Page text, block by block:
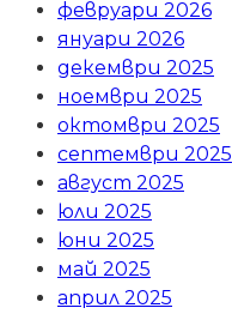
февруари 2026
януари 2026
декември 2025
ноември 2025
октомври 2025
септември 2025
август 2025
юли 2025
юни 2025
май 2025
април 2025